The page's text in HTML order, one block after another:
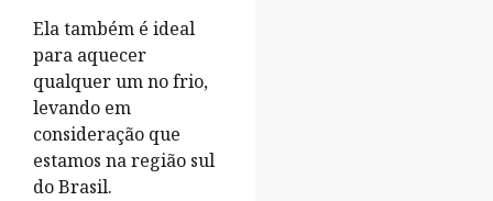
Ela também é ideal
para aquecer
qualquer um no frio,
levando em
consideração que
estamos na região sul
do Brasil.